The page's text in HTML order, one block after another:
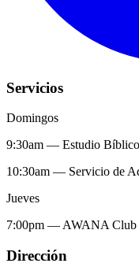
Servicios
Domingos
9:30am — Estudio Bíblico
10:30am — Servicio de
Jueves
7:00pm — AWANA Club
Dirección